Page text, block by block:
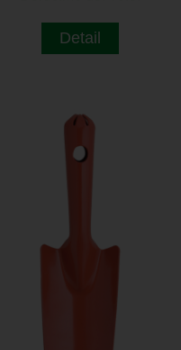
Detail